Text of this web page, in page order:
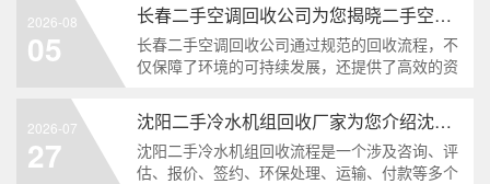
2026-08
05
长春二手空调回收公司为您揭晓二手空调的回收流程
长春二手空调回收公司通过规范的回收流程，不
仅保障了环境的可持续发展，还提供了高效的资
售，每一步都充满了细致的考量。...
2026-07
27
沈阳二手冷水机组回收厂家为您介绍沈阳二手冷水机回收流程
沈阳二手冷水机组回收流程是一个涉及咨询、评
估、报价、签约、环保处理、运输、付款等多个